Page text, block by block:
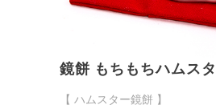
鏡餅 もちもちハムス
【 ハムスター鏡餅 】